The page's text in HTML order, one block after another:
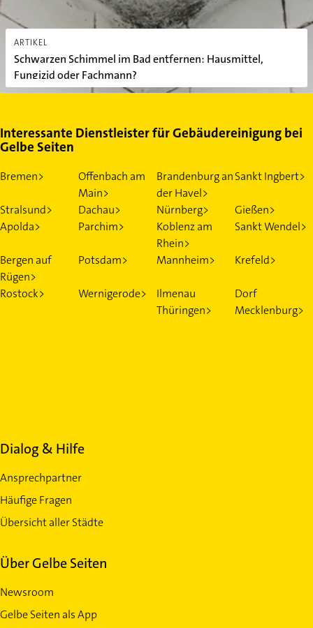
ARTIKEL
Schwarzen Schimmel im Bad entfernen: Hausmittel,
Fungizid oder Fachmann?
Interessante Dienstleister für Gebäudereinigung bei
Gelbe Seiten
Bremen>
Offenbach am
Main>
Brandenburg an
der Havel>
Sankt Ingbert>
Stralsund> Dachau> Nürnberg>
Gießen>
Apolda>
Parchim>
Koblenz am
Rhein>
Sankt Wendel>
Bergen auf
Rügen>
Potsdam> Mannheim> Krefeld>
Rostock> Wernigerode>
Ilmenau
Thüringen>
Dorf
Mecklenburg>
Dialog & Hilfe
Ansprechpartner
Häufige Fragen
Übersicht aller Städte
Über Gelbe Seiten
Newsroom
Gelbe Seiten als App